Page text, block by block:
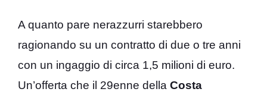
A quanto pare nerazzurri starebbero
ragionando su un contratto di due o tre anni
con un ingaggio di circa 1,5 milioni di euro.
Un’offerta che il 29enne della Costa